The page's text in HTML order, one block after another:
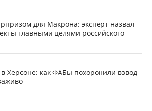
для Макрона: эксперт назвал
главными целями российского
Херсоне: как ФАБы похоронили взвод